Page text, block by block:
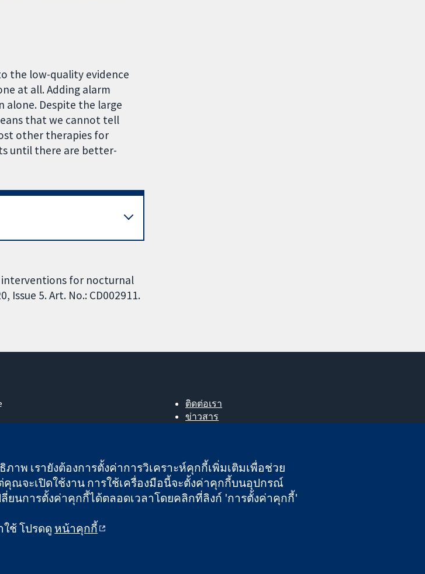
the low-quality evidence
at all. Adding alarm
alone. Despite the large
that we cannot tell
other therapies for
until there are better-
interventions for nocturnal
Issue 5. Art. No.: CD002911.
ติดต่อเรา
ข่าวสาร
Cochrane Library
ะกัน (เลขที่ 03044323) ที่จดทะเบียนในอังกฤษและเวลส์ หมายเลขจดทะเบียนภาษีมูลค่าเพิ่ม GB 718 2127 49
เงื่อนไขการใช้เว็บไซต์|
าพ เรายังต้องการตั้งค่าการวิเคราะห์คุกกี้เพิ่มเติมเพื่อช่วย
คุณจะเปิดใช้งาน การใช้เครื่องมือนี้จะตั้งค่าคุกกี้บนอุปกรณ์
นการตั้งค่าคุกกี้ได้ตลอดเวลาโดยคลิกที่ลิงก์ 'การตั้งค่าคุกกี้'
ช้ โปรดดู หน้าคุกกี้